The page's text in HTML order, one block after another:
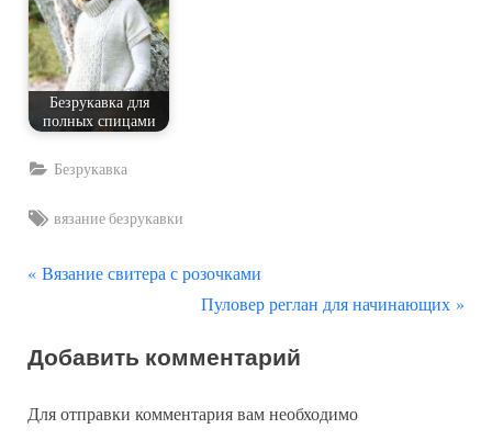
Безрукавка для
полных спицами
Безрукавка
Tags:
вязание безрукавки
Навигация
записям
П
д
д
Вязание свитера с розочками
С
е
у
Пуловер реглан для начинающих
Добавить комментарий
Для отправки комментария вам необходимо